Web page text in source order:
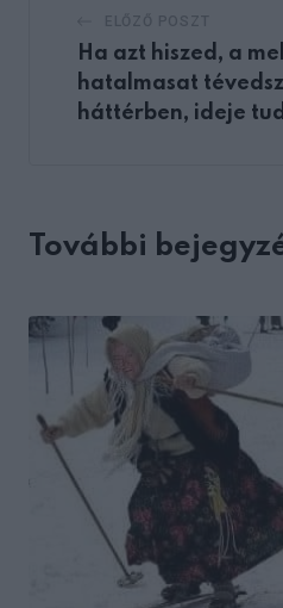
Ha azt hiszed, a
hatalmasat
háttérben, ideje
További